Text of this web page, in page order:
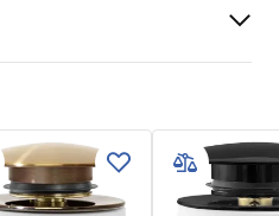
BEZPIECZENSTWA